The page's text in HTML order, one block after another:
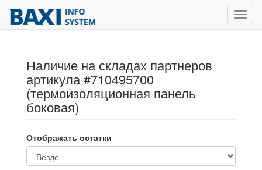
Наличие на складах партнеров
артикула #710495700
(термоизоляционная панель
боковая)
Отображать остатки